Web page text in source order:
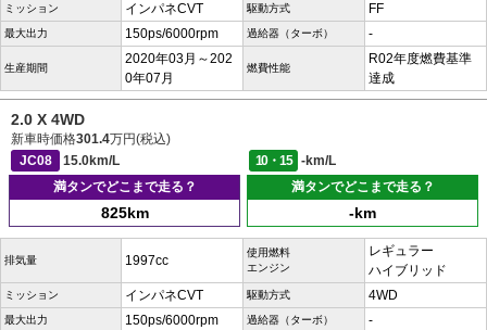
ミッション インパネCVT 駆動方式 FF
最大出力 150ps/6000rpm 過給器（ターボ） -
生産期間
2020年03月～202
0年07月
燃費性能
R02年度燃費基準
達成
2.0 X 4WD
新車時価格301.4万円(税込)
JC08
15.0km/L 10・15
-km/L
満タンでどこまで走る？
825km
満タンでどこまで走る？
-km
排気量 1997cc
使用燃料
エンジン
レギュラー
ハイブリッド
ミッション インパネCVT 駆動方式 4WD
最大出力 150ps/6000rpm 過給器（ターボ） -